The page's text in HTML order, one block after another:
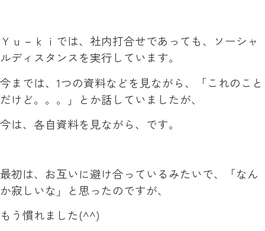
Ｙｕ－ｋｉでは、社内打合せであっても、ソーシャ
ルディスタンスを実行しています。
今までは、1つの資料などを見ながら、「これのこと
だけど。。。」とか話していましたが、
今は、各自資料を見ながら、です。
最初は、お互いに避け合っているみたいで、「なん
か寂しいな」と思ったのですが、
もう慣れました(^^)